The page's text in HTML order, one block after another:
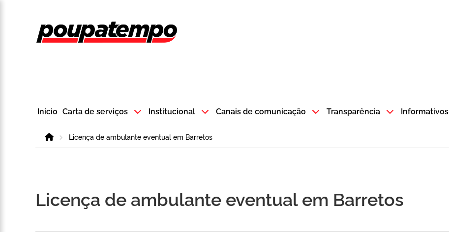
Logo do Poupatempo SP GOV BR direciona para a página inicial
Início Carta de serviços Institucional Canais de comunicação Transparência Informativos
HomeLicença de ambulante eventual em Barretos
Licença de ambulante eventual em Barretos